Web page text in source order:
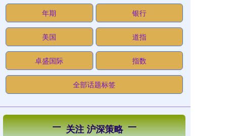
年期 银行
美国 道指
卓盛国际 指数
全部话题标签
关注 沪深策略